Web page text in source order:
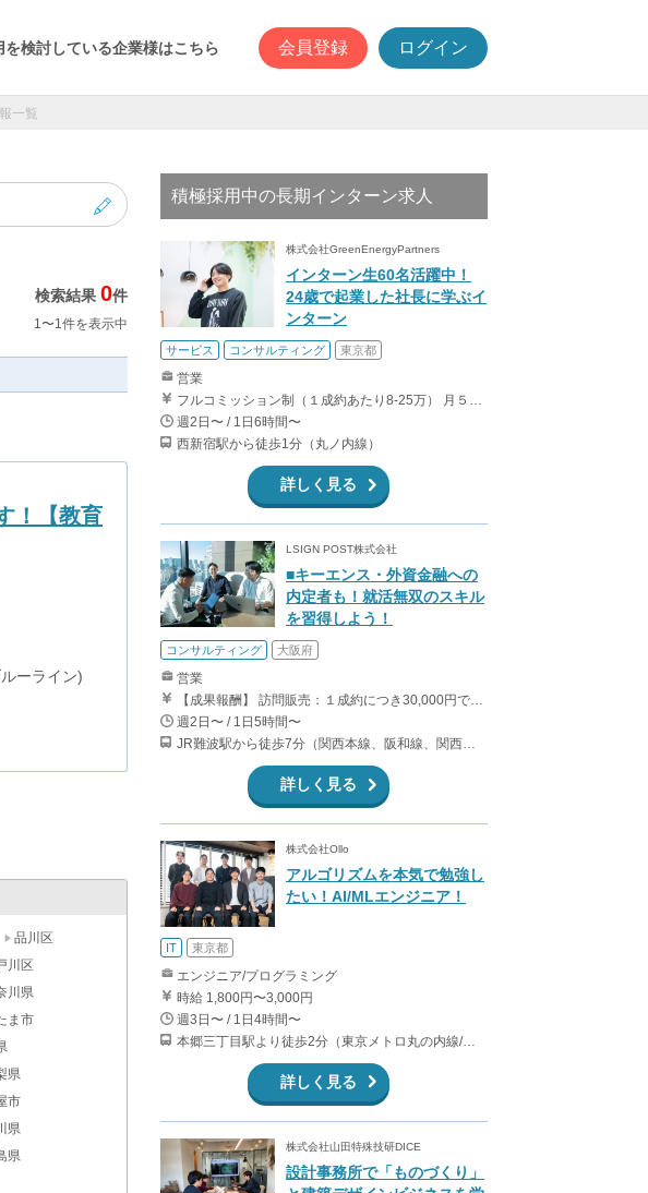
検討している企業様はこちら 会員登録 ログイン
一覧
検索結果 0件
1〜1件を表示中
！【教育
ーライン)
品川区
川区
川県
ま市
県
市
県
県
積極採用中の長期インターン求人
株式会社GreenEnergyPartners
インターン生60名活躍中！
24歳で起業した社長に学ぶイ
ンターン
サービス コンサルティング 東京都
営業
フルコミッション制（１成約あたり8-25万） 月５０万以上稼ぐインターン生も多数います！ ■収入例 ○入社１ヶ月目（明治大学2年生） 役職：アポインター 月間１契約×８万円＝８万円 ＋交通費 ○入社３ヶ月目（東京大学２年生） 役職：アポインター（ランク：ブロンズ） 月間３契約×10万円＝30万円 ＋交通費 ○入社６ヶ月目（早稲田大学３年生） 役職：アポインター（ランク：シルバー） 月間５契約×12万円＝60万円 ＋交通費 ○入社15ヶ月目（慶應大学３年生） 役職：クローザー 月間３契約×25万＝75万円 ＋交通費
週2日〜 / 1日6時間〜
西新宿駅から徒歩1分（丸ノ内線）
詳しく見る
LSIGN POST株式会社
■キーエンス・外資金融への
内定者も！就活無双のスキル
を習得しよう！
コンサルティング 大阪府
営業
【成果報酬】 訪問販売：１成約につき30,000円です。 例えば、光インターネットの成約であれば、平均的に2.5日で1件の契約が見込めます。（12,000円/1日6時間稼働） ＜月収例＞月に100万以上稼ぐ方もいます！ ・月5件成約：150,000円 ・月15件成約：450,000円 ・月30成約：900,000円➕マネジメントインセンティブ300,000円 合計1,200,000円 時給換算で2,000円程度が、平均的なインターン生の報酬となっています。
週2日〜 / 1日5時間〜
JR難波駅から徒歩7分（関西本線、阪和線、関西空港線） 大阪難波駅から徒歩13分（近鉄奈良線、阪神なんば線） 桜川駅から徒歩4分（大阪メトロ千日前線、阪神なんば線）
詳しく見る
株式会社Ollo
アルゴリズムを本気で勉強し
たい！AI/MLエンジニア！
IT 東京都
エンジニア/プログラミング
時給 1,800円〜3,000円
週3日〜 / 1日4時間〜
本郷三丁目駅より徒歩2分（東京メトロ丸の内線/都営地下鉄大江戸線）
詳しく見る
株式会社山田特殊技研DICE
設計事務所で「ものづくり」